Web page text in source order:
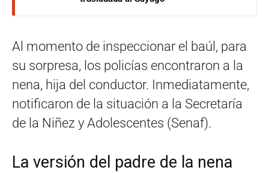
Al momento de inspeccionar el baúl, para
su sorpresa, los policías encontraron a la
nena, hija del conductor. Inmediatamente,
notificaron de la situación a la Secretaría
de la Niñez y Adolescentes (Senaf).
La versión del padre de la nena